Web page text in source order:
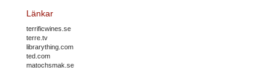
Länkar
terrificwines.se
terre.tv
librarything.com
ted.com
matochsmak.se